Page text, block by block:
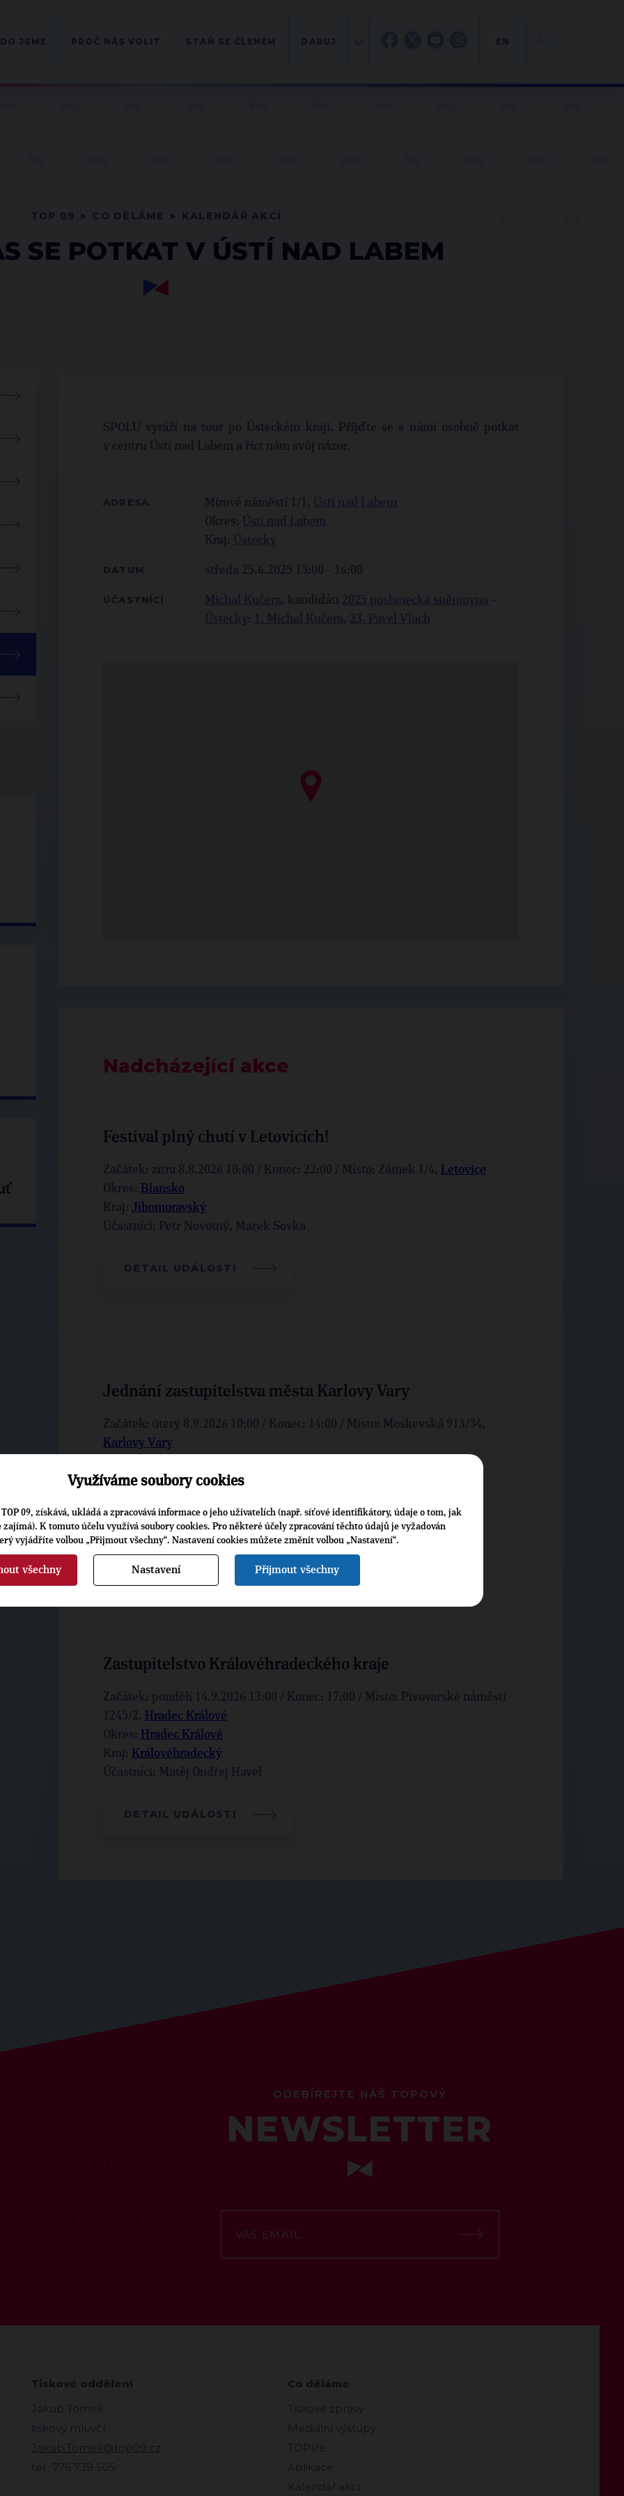
SE POTKAT V ÚSTÍ NAD LABEM
SPOLU vyráží na tour po Ústeckém kraji. Přijďte se s námi osobně potkat
v centru Ústí nad Labem a říct nám svůj názor.
ADRESA Mírové náměstí 1/1,
Okres:
Kraj:
DATUM středa 25.6.2025 15:00 - 16:00
ÚČASTNÍCI , kandidáti
-
: ,
Nadcházející akce
Festival plný chutí v Letovicích!
Začátek: zítra 8.8.2026 10:00 / Konec: 22:00 / Místo: Zámek 1/4, Letovice
Okres: Blansko
Kraj: Jihomoravský
Účastníci: Petr Novotný, Marek Sovka
DETAIL UDÁLOSTI
Jednání zastupitelstva města Karlovy Vary
Začátek: úterý 8.9.2026 10:00 / Konec: 14:00 / Místo: Moskevská 913/34,
Karlovy Vary
Kraj: Karlovarský
DETAIL UDÁLOSTI
Zastupitelstvo Královéhradeckého kraje
Začátek: pondělí 14.9.2026 13:00 / Konec: 17:00 / Místo: Pivovarské náměstí
1245/2, Hradec Králové
Okres: Hradec Králové
Kraj: Královéhradecký
Účastníci: Matěj Ondřej Havel
DETAIL UDÁLOSTI
ODEBÍREJTE NÁŠ TOPOVÝ
NEWSLETTER
Tiskové oddělení
Jakub Tomek
tiskový mluvčí
Jakub.Tomek@top09.cz
tel.: 776 739 505
Co děláme
Tiskové zprávy
Mediální výstupy
TOPlife
Aplikace
Kalendář akcí
Využíváme soubory cookies
09, získává, ukládá a zpracovává informace o jeho uživatelích (např. síťové identifikátory, údaje o tom, jak
zajímá). K tomuto účelu využívá soubory cookies. Pro některé účely zpracování těchto údajů je vyžadován
vyjádříte volbou „Přijmout všechny“. Nastavení cookies můžete změnit volbou „Nastavení“.
všechny Nastavení Přijmout všechny